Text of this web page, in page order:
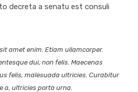
decreta a senatu est consuli
amet enim. Etiam ullamcorper.
dui, non felis. Maecenas
felis, malesuada ultricies. Curabitur
a, ultricies porta urna.